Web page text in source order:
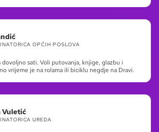
OPĆIH POSLOVA
dovoljno sati. Voli putovanja, knjige, glazbu i
vrijeme je na rolama ili biciklu negdje na Dravi.
Vuletić
UREDA